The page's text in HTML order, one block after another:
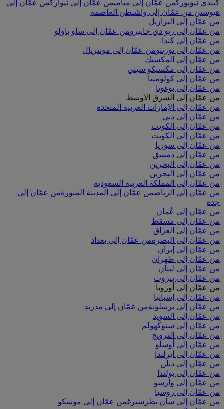
كيندي نيويوركمن عمّان إلى مياميمن عمّان إلى نيوآركمن عمّان إلى
هيوستن من عمّان إلى واشنطن العاصمة
من عمّان إلى البرازيل
من عمّان إلى ريو دي جانيرومن عمّان إلى ساو باولو
من عمّان إلى كندا
من عمّان إلى تورنتومن عمّان إلى مونتريال
من عمّان إلى المكسيك
من عمّان إلى مكسيكو سيتي
من عمّان إلى كولومبيا
من عمّان إلى بوغوتا
من عمّان إلى الشرق الأوسط
من عمّان إلى الإمارات العربية المتحدة
من عمّان إلى دبي
من عمّان إلى الكويت
من عمّان إلى الكويت
من عمّان إلى سوريا
من عمّان إلى دمشق
من عمّان إلى البحرين
من عمّان إلى البحرين
من عمّان إلى المملكة العربية السعودية
من عمّان إلى الرياضمن عمّان إلى المدينة المنورةمن عمّان إلى
جدة
من عمّان إلى عُمان
من عمّان إلى مسقط
من عمّان إلى العراق
من عمّان إلى البصرةمن عمّان إلى بغداد
من عمّان إلى إيران
من عمّان إلى طهران
من عمّان إلى لبنان
من عمّان إلى بيروت
من عمّان إلى أوروبا
من عمّان إلى إسبانيا
من عمّان إلى برشلونةمن عمّان إلى مدريد
من عمّان إلى السويد
من عمّان إلى ستوكهولم
من عمّان إلى النرويج
من عمّان إلى أوسلو
من عمّان إلى أيرلندا
من عمّان إلى دبلن
من عمّان إلى بولندا
من عمّان إلى وارسو
من عمّان إلى روسيا
من عمّان إلى سان بطرسبرغمن عمّان إلى موسكو